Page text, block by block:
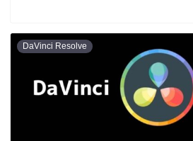
DaVinci Resolve